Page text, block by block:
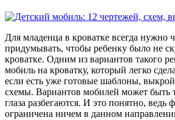
Для младенца в кроватке всегда нужно
придумывать, чтобы ребенку было не
кроватке. Одним из вариантов такого
мобиль на кроватку, который легко
если есть уже готовые шаблоны,
схемы. Вариантов мобилей может быть
глаза разбегаются. И это понятно, ведь
ограничена ничем в данном